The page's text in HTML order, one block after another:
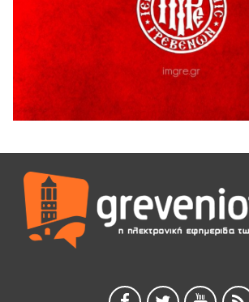
5 Αυγούστου 2026
Η Marseaux στα Γρεβενά για μια μοναδική
5 Αυγούστου 2026
Θερινό Σινεμά στο πλαίσιο του
Καλοκαιριού 2026» με την βραβευμένη
Ανάσες».
εξοπλισμού γυμναστηρίου
5 Αυγούστου 2026
ΑΗ ΛΑΟΣ | 5 Αυγούστου | Υπαίθριο Θέατρο
Γρεβενά
5 Αυγούστου 2026
5 Αυγούστου 2026